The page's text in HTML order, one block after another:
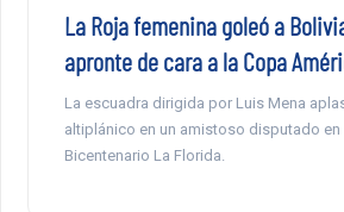
La Roja femenina goleó a
apronte de cara a la Copa
La escuadra dirigida por Luis Mena
altiplánico en un amistoso disputado en
Bicentenario La Florida.